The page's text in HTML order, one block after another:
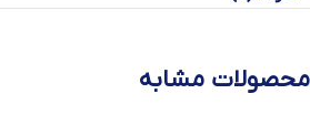
محصولات مشابه